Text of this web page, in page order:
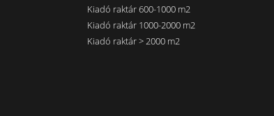
Kiadó raktár 600-1000 m2
Kiadó raktár 1000-2000 m2
Kiadó raktár > 2000 m2